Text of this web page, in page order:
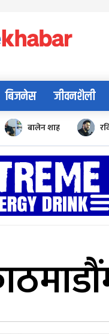
बिजनेस जीवनशैली
बालेन शाह